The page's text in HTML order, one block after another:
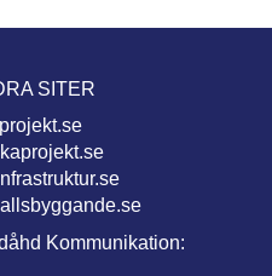
SITER
Kommunikation: